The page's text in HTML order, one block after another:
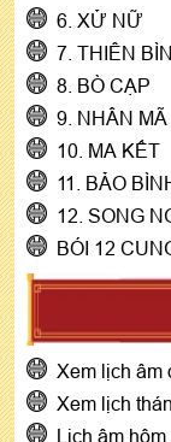
6. XỬ NỮ
7. THIÊN
8. BÒ CẠP
9. NHÂN MÃ
10. MA KẾT
11. BẢO
12. SONG
BÓI 12
Xem lịch âm
Xem lịch
Lịch âm hôm